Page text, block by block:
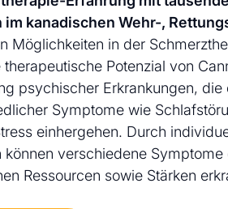
im kanadischen Wehr-,
Möglichkeiten in der
Potenzial von
psychischer Erkrankungen,
Symptome wie
einhergehen. Durch
können verschiedene
Ressourcen sowie Stärken